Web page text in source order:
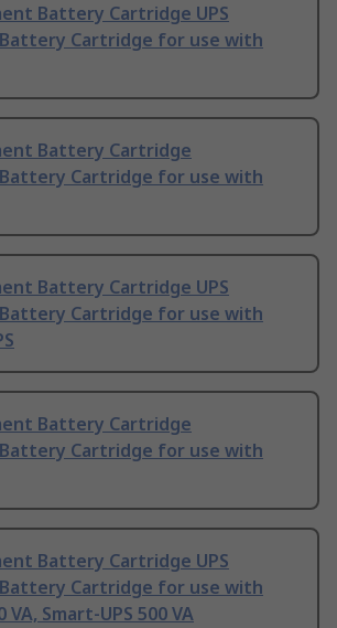
Battery Cartridge UPS
Cartridge for use with
Battery Cartridge
Cartridge for use with
Battery Cartridge UPS
Cartridge for use with
Battery Cartridge
Cartridge for use with
Battery Cartridge UPS
Cartridge for use with
VA, Smart-UPS 500 VA